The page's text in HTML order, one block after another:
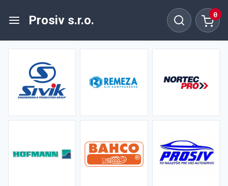
Prosiv s.r.o. 0